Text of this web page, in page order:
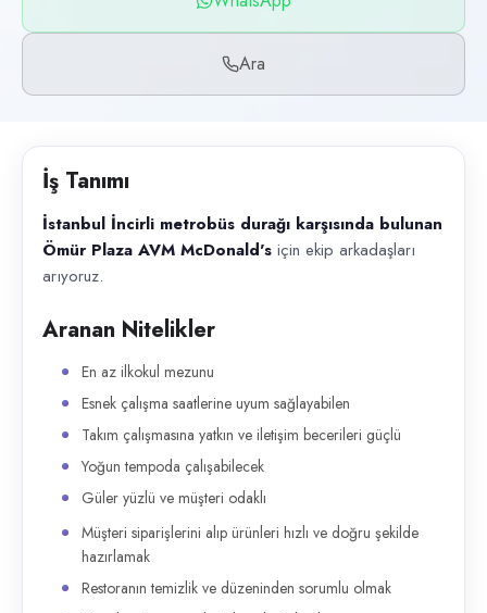
WhatsApp, Telefon
İlan açıklaması
Ara
İş Tanımı
İstanbul İncirli metrobüs durağı karşısında bulunan
Ömür Plaza AVM McDonald's için ekip arkadaşları
arıyoruz.
Aranan Nitelikler
En az ilkokul mezunu
Esnek çalışma saatlerine uyum sağlayabilen
Takım çalışmasına yatkın ve iletişim becerileri güçlü
Yoğun tempoda çalışabilecek
Güler yüzlü ve müşteri odaklı
Müşteri siparişlerini alıp ürünleri hızlı ve doğru şekilde
hazırlamak
Restoranın temizlik ve düzeninden sorumlu olmak